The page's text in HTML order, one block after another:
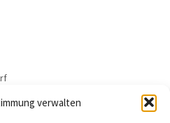
verwalten